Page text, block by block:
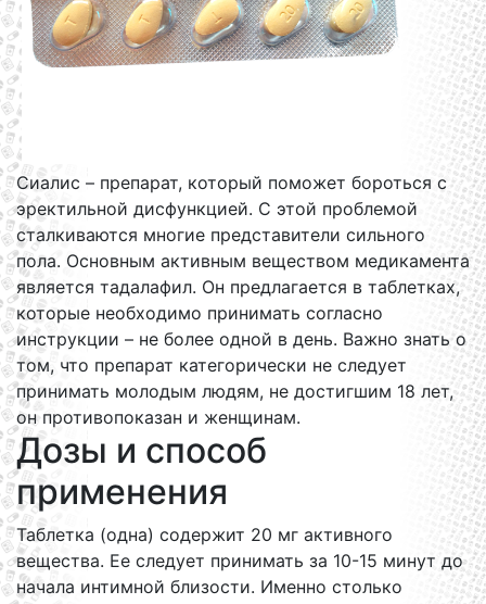
Сиалис – препарат, который поможет бороться с
эректильной дисфункцией. С этой проблемой
сталкиваются многие представители сильного
пола. Основным активным веществом медикамента
является тадалафил. Он предлагается в таблетках,
которые необходимо принимать согласно
инструкции – не более одной в день. Важно знать о
том, что препарат категорически не следует
принимать молодым людям, не достигшим 18 лет,
он противопоказан и женщинам.
Дозы и способ
применения
Таблетка (одна) содержит 20 мг активного
вещества. Ее следует принимать за 10-15 минут до
начала интимной близости. Именно столько